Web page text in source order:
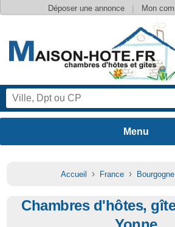
Déposer une annonce | Mon
Accueil › France› Bourgogne
Chambres d'hôtes,